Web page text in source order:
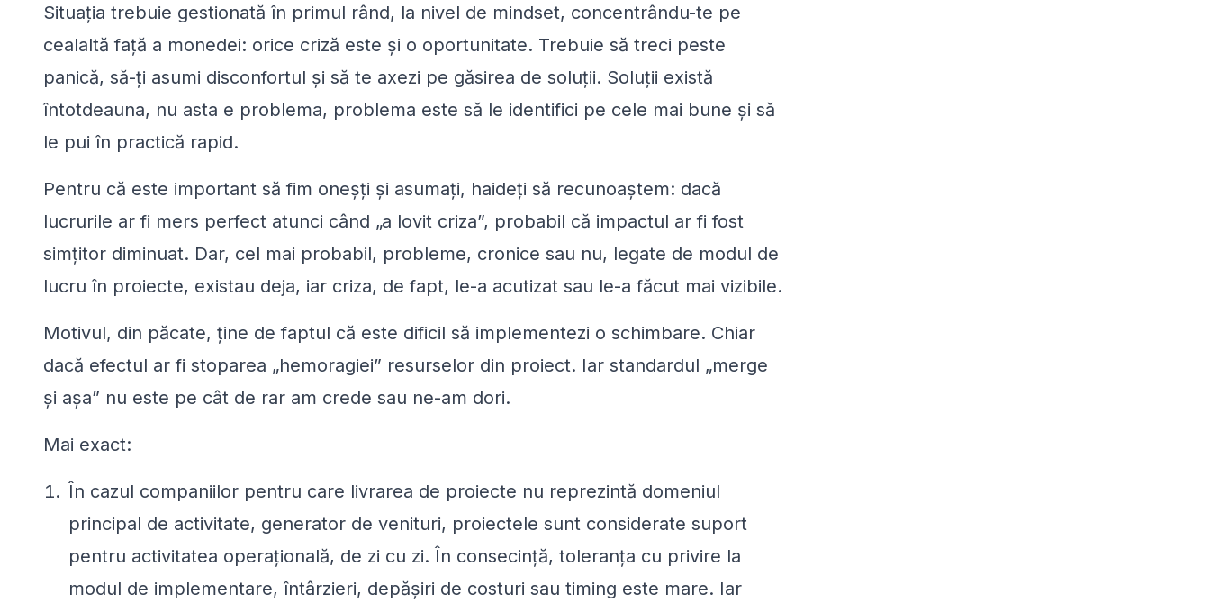
Situația trebuie gestionată în primul rând, la nivel de mindset, concentrându-te pe
cealaltă față a monedei: orice criză este și o oportunitate. Trebuie să treci peste
panică, să-ți asumi disconfortul și să te axezi pe găsirea de soluții. Soluții există
întotdeauna, nu asta e problema, problema este să le identifici pe cele mai bune și să
le pui în practică rapid.
Pentru că este important să fim oneșți și asumați, haideți să recunoaștem: dacă
lucrurile ar fi mers perfect atunci când „a lovit criza”, probabil că impactul ar fi fost
simțitor diminuat. Dar, cel mai probabil, probleme, cronice sau nu, legate de modul de
lucru în proiecte, existau deja, iar criza, de fapt, le-a acutizat sau le-a făcut mai vizibile.
Motivul, din păcate, ține de faptul că este dificil să implementezi o schimbare. Chiar
dacă efectul ar fi stoparea „hemoragiei” resurselor din proiect. Iar standardul „merge
și așa” nu este pe cât de rar am crede sau ne-am dori.
Mai exact:
În cazul companiilor pentru care livrarea de proiecte nu reprezintă domeniul
principal de activitate, generator de venituri, proiectele sunt considerate suport
pentru activitatea operațională, de zi cu zi. În consecință, toleranța cu privire la
modul de implementare, întârzieri, depășiri de costuri sau timing este mare. Iar